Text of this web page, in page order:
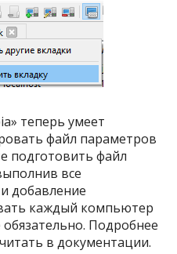
теперь умеет
файл параметров
подготовить файл
все
добавление
каждый компьютер
Подробнее
в документации.